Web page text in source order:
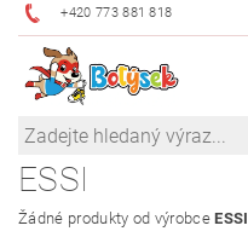
+420 773 881 818
ESSI
Žádné produkty od výrobceESSI